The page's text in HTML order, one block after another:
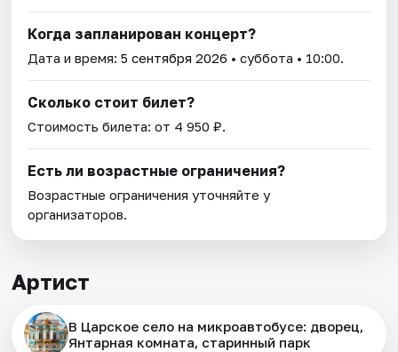
Когда запланирован концерт?
Дата и время:5 сентября 2026 • суббота • 10:00.
Сколько стоит билет?
Стоимость билета: от 4 950 ₽.
Есть ли возрастные ограничения?
Возрастные ограничения уточняйте у
организаторов.
Артист
В Царское село на микроавтобусе: дворец,
Янтарная комната, старинный парк